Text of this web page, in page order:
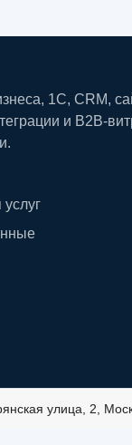
1С, CRM,
и B2B-
улица, 2,